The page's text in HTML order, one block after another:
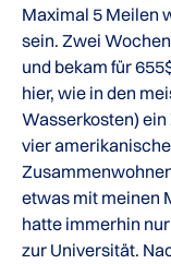
Maximal 5 Meilen
sein. Zwei
und bekam für
hier, wie in den
Wasserkosten)
vier
etwas mit meinen
hatte immerhin
zur Universität.